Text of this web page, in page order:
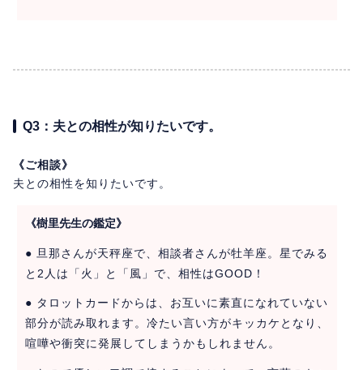
Q3：夫との相性が知りたいです。
《ご相談》
夫との相性を知りたいです。
《樹里先生の鑑定》
● 旦那さんが天秤座で、相談者さんが牡羊座。星でみる
と2人は「火」と「風」で、相性はGOOD！
● タロットカードからは、お互いに素直になれていない
部分が読み取れます。冷たい言い方がキッカケとなり、
喧嘩や衝突に発展してしまうかもしれません。